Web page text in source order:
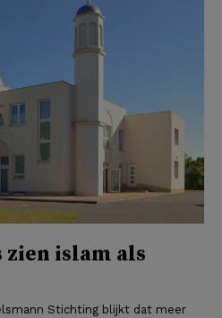
zien islam als
Stichting blijkt dat meer